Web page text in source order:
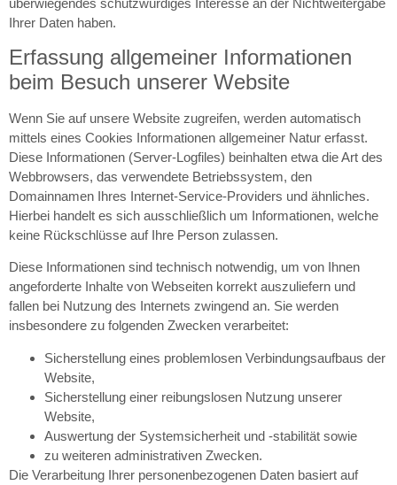
Ihrer Daten haben.
Erfassung allgemeiner Informationen
beim Besuch unserer Website
Wenn Sie auf unsere Website zugreifen, werden automatisch
mittels eines Cookies Informationen allgemeiner Natur erfasst.
Diese Informationen (Server-Logfiles) beinhalten etwa die Art des
Webbrowsers, das verwendete Betriebssystem, den
Domainnamen Ihres Internet-Service-Providers und ähnliches.
Hierbei handelt es sich ausschließlich um Informationen, welche
keine Rückschlüsse auf Ihre Person zulassen.
Diese Informationen sind technisch notwendig, um von Ihnen
angeforderte Inhalte von Webseiten korrekt auszuliefern und
fallen bei Nutzung des Internets zwingend an. Sie werden
insbesondere zu folgenden Zwecken verarbeitet:
Sicherstellung eines problemlosen Verbindungsaufbaus der
Website,
Sicherstellung einer reibungslosen Nutzung unserer
Website,
Auswertung der Systemsicherheit und -stabilität sowie
zu weiteren administrativen Zwecken.
Die Verarbeitung Ihrer personenbezogenen Daten basiert auf